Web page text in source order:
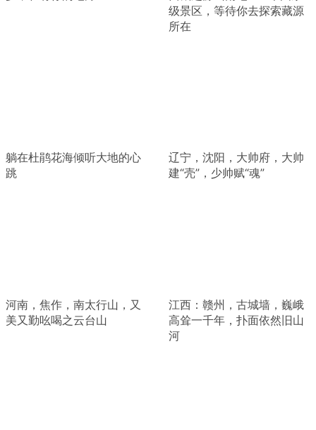
级景区，等待你去探索藏源
所在
躺在杜鹃花海倾听大地的心
跳
辽宁，沈阳，大帅府，大帅
建“壳”，少帅赋“魂”
河南，焦作，南太行山，又
美又勤吆喝之云台山
江西：赣州，古城墙，巍峨
高耸一千年，扑面依然旧山
河